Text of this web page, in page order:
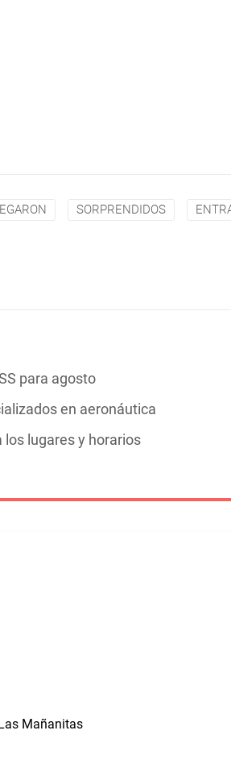
SORPRENDIDOS
para agosto
en aeronáutica
lugares y horarios